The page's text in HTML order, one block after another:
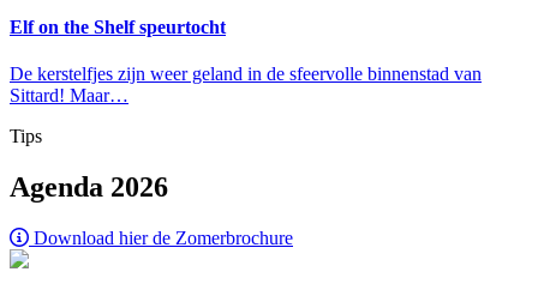
Elf on the Shelf speurtocht
De kerstelfjes zijn weer geland in de sfeervolle binnenstad van
Sittard! Maar…
Tips
Agenda 2026
Download hier de Zomerbrochure